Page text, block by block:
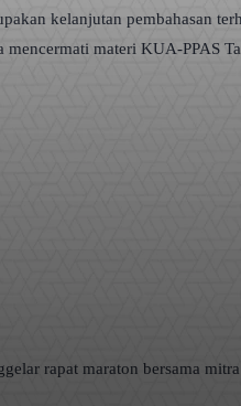
kelanjutan pembahasan
materi KUA-
rapat maraton bersama